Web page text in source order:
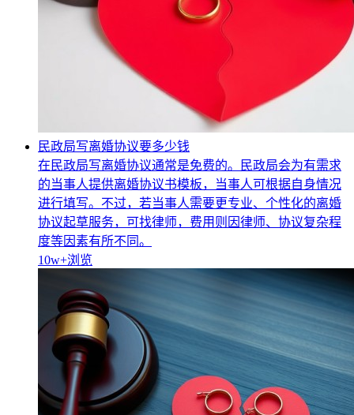
民政局写离婚协议要多少钱
在民政局写离婚协议通常是免费的。民政局会为有需求
的当事人提供离婚协议书模板，当事人可根据自身情况
进行填写。不过，若当事人需要更专业、个性化的离婚
协议起草服务，可找律师，费用则因律师、协议复杂程
度等因素有所不同。
10w+浏览